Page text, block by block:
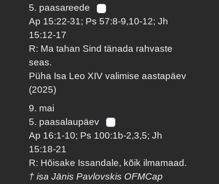
5. paasareede
Ap 15:22-31; Ps 57:8-9,10-12; Jh
15:12-17
R: Ma tahan Sind tänada rahvaste
seas.
Püha Isa Leo XIV valimise aastapäev
(2025)
9. mai
5. paasalaupäev
Ap 16:1-10; Ps 100:1b-2,3,5; Jh
15:18-21
R: Hõisake Issandale, kõik ilmamaad.
† isa Jānis Pavlovskis OFMCap